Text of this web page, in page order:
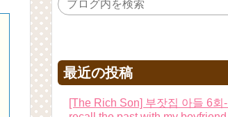
最近の投稿
[The Rich Son] 부잣집 아들 6회- I